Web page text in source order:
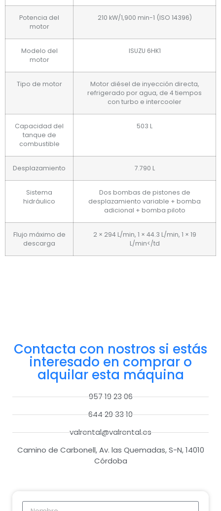
Potencia del
motor
210 kW/1,900 min-1 (ISO 14396)
Modelo del
motor
ISUZU 6HK1
Tipo de motor
Motor diésel de inyección directa,
refrigerado por agua, de 4 tiempos
con turbo e intercooler
Capacidad del
tanque de
combustible
503 L
Desplazamiento 7.790 L
Sistema
hidráulico
Dos bombas de pistones de
desplazamiento variable + bomba
adicional + bomba piloto
Flujo máximo de
descarga
2 × 294 L/min, 1 × 44.3 L/min, 1 × 19
L/min</td
Contacta con nostros si estás
interesado en comprar o
alquilar esta máquina
957 19 23 06
644 29 33 10
valrental@valrental.es
Camino de Carbonell, Av. las Quemadas, S-N, 14010
Córdoba